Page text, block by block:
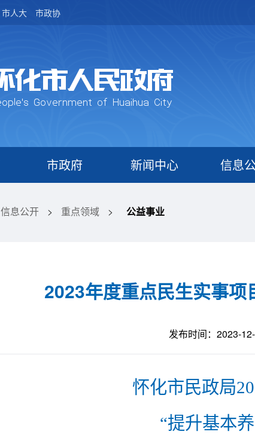
市人大 市政协
市政府 新闻中心 信息
信息公开 > 重点领域 > 公益事业
2023年度重点民生实事
发布时间：2023-
怀化市民政局
“提升基本